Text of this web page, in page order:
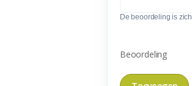
De beoordeling is
Beoordeling